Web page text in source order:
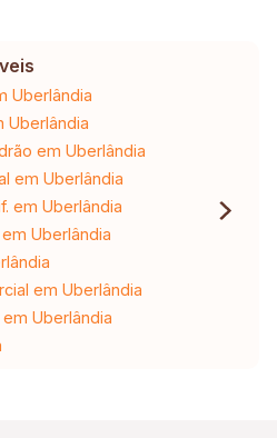
Uberlândia
Uberlândia
em Uberlândia
em Uberlândia
em Uberlândia
Uberlândia
em Uberlândia
Uberlândia